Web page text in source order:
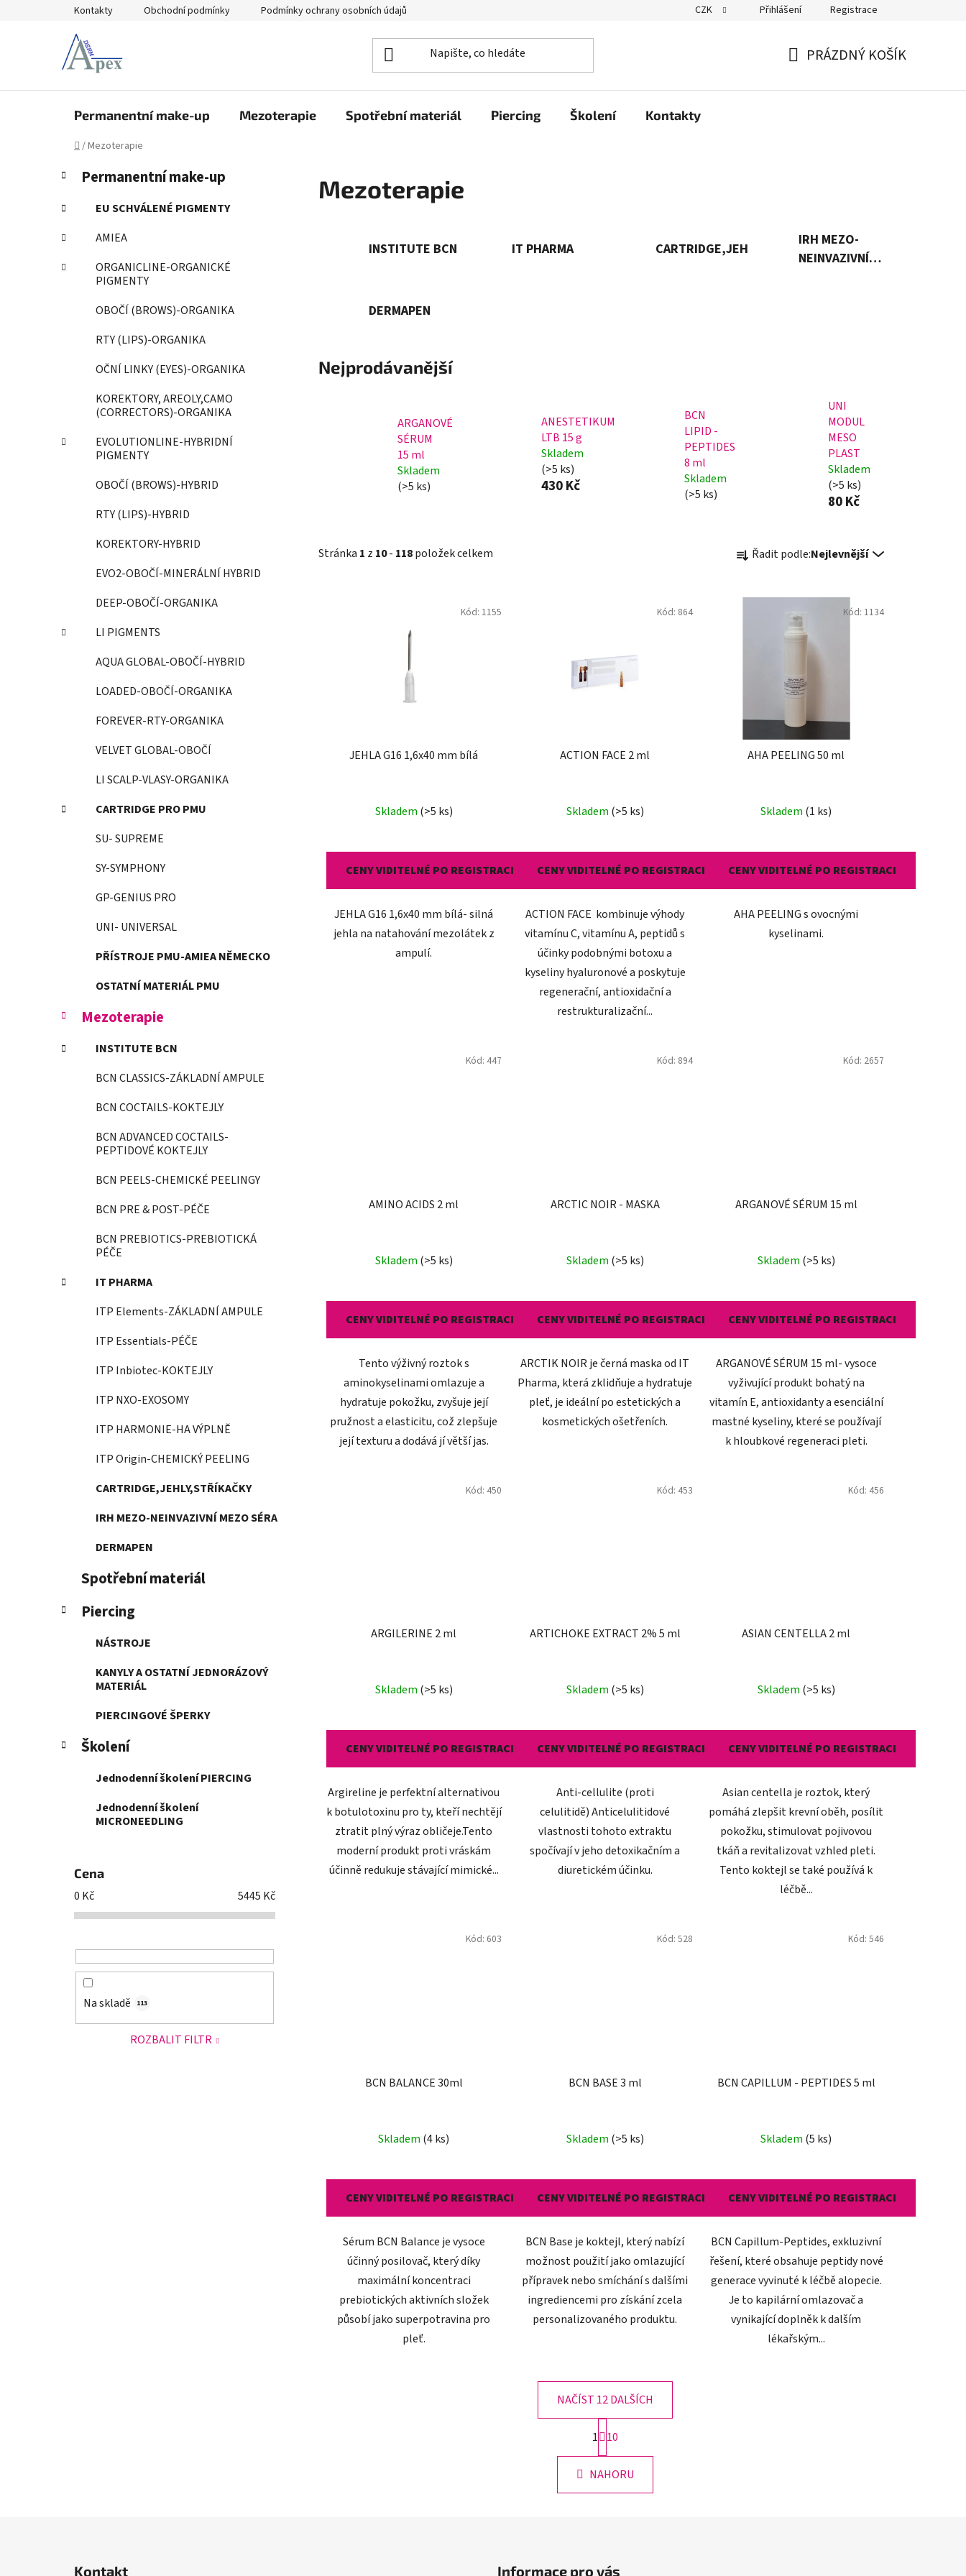
Kontakty Obchodní podmínky Podmínky ochrany osobních údajů CZK Přihlášení Registrace
PRÁZDNÝ KOŠÍK
Permanentní make-up Mezoterapie Spotřební materiál Piercing Školení Kontakty
Domů
/Mezoterapie
P
s
r
a
Přeskočit
kategorie
K
a
e
g
r
Permanentní make-up
EU SCHVÁLENÉ PIGMENTY
AMIEA
ORGANICLINE-ORGANICKÉ
PIGMENTY
OBOČÍ (BROWS)-ORGANIKA
RTY (LIPS)-ORGANIKA
OČNÍ LINKY (EYES)-ORGANIKA
KOREKTORY, AREOLY,CAMO
(CORRECTORS)-ORGANIKA
EVOLUTIONLINE-HYBRIDNÍ
PIGMENTY
OBOČÍ (BROWS)-HYBRID
RTY (LIPS)-HYBRID
KOREKTORY-HYBRID
EVO2-OBOČÍ-MINERÁLNÍ HYBRID
DEEP-OBOČÍ-ORGANIKA
LI PIGMENTS
AQUA GLOBAL-OBOČÍ-HYBRID
LOADED-OBOČÍ-ORGANIKA
FOREVER-RTY-ORGANIKA
VELVET GLOBAL-OBOČÍ
LI SCALP-VLASY-ORGANIKA
CARTRIDGE PRO PMU
SU- SUPREME
SY-SYMPHONY
GP-GENIUS PRO
UNI- UNIVERSAL
PŘÍSTROJE PMU-AMIEA NĚMECKO
OSTATNÍ MATERIÁL PMU
Mezoterapie
INSTITUTE BCN
BCN CLASSICS-ZÁKLADNÍ AMPULE
BCN COCTAILS-KOKTEJLY
BCN ADVANCED COCTAILS-
PEPTIDOVÉ KOKTEJLY
BCN PEELS-CHEMICKÉ PEELINGY
BCN PRE & POST-PÉČE
BCN PREBIOTICS-PREBIOTICKÁ
PÉČE
IT PHARMA
ITP Elements-ZÁKLADNÍ AMPULE
ITP Essentials-PÉČE
ITP Inbiotec-KOKTEJLY
ITP NXO-EXOSOMY
ITP HARMONIE-HA VÝPLNĚ
ITP Origin-CHEMICKÝ PEELING
CARTRIDGE,JEHLY,STŘÍKAČKY
IRH MEZO-NEINVAZIVNÍ MEZO SÉRA
DERMAPEN
Spotřební materiál
Piercing
NÁSTROJE
KANYLY A OSTATNÍ JEDNORÁZOVÝ
MATERIÁL
PIERCINGOVÉ ŠPERKY
Školení
Jednodenní školení PIERCING
Jednodenní školení
MICRONEEDLING
Cena
0 Kč 5445 Kč
Na skladě 113
ROZBALIT FILTR
Mezoterapie
INSTITUTE BCN IT PHARMA CARTRIDGE,JEHLY,STŘÍKAČKY
IRH MEZO-
NEINVAZIVNÍ
DERMAPEN
Nejprodávanější
ARGANOVÉ
SÉRUM
15 ml
Skladem
(>5 ks)
ANESTETIKUM
LTB 15 g
Skladem
(>5 ks)
430 Kč
BCN
LIPID -
PEPTIDES
8 ml
Skladem
(>5 ks)
UNI
MODUL
MESO
PLAST
Skladem
(>5 ks)
80 Kč
Stránka 1 z 10- 118položek celkem
a
e
Řadit podle:Nejlevnější
JEHLA G16 1,6x40 mm bílá
Skladem (>5 ks)
CENY VIDITELNÉ PO REGISTRACI
JEHLA G16 1,6x40 mm bílá- silná
jehla na natahování mezolátek z
ampulí.
Kód: 1155
ACTION FACE 2 ml
Skladem (>5 ks)
CENY VIDITELNÉ PO REGISTRACI
ACTION FACE kombinuje výhody
vitamínu C, vitamínu A, peptidů s
účinky podobnými botoxu a
kyseliny hyaluronové a poskytuje
regenerační, antioxidační a
restrukturalizační...
Kód: 864
AHA PEELING 50 ml
Skladem (1 ks)
CENY VIDITELNÉ PO REGISTRACI
AHA PEELING s ovocnými
kyselinami.
Kód: 1134
AMINO ACIDS 2 ml
Skladem (>5 ks)
CENY VIDITELNÉ PO REGISTRACI
Tento výživný roztok s
aminokyselinami omlazuje a
hydratuje pokožku, zvyšuje její
pružnost a elasticitu, což zlepšuje
její texturu a dodává jí větší jas.
Kód: 447
ARCTIC NOIR - MASKA
hodnocení
je
5,0
5
hvězdiček.
Skladem (>5 ks)
CENY VIDITELNÉ PO REGISTRACI
ARCTIK NOIR je černá maska ​​od IT
Pharma, která zklidňuje a hydratuje
pleť, je ideální po estetických a
kosmetických ošetřeních.
Kód: 894
ARGANOVÉ SÉRUM 15 ml
Skladem (>5 ks)
CENY VIDITELNÉ PO REGISTRACI
ARGANOVÉ SÉRUM 15 ml- vysoce
vyživující produkt bohatý na
vitamín E, antioxidanty a esenciální
mastné kyseliny, které se používají
k hloubkové regeneraci pleti.
Kód: 2657
ARGILERINE 2 ml
Skladem (>5 ks)
CENY VIDITELNÉ PO REGISTRACI
Argireline je perfektní alternativou
k botulotoxinu pro ty, kteří nechtějí
ztratit plný výraz obličeje.Tento
moderní produkt proti vráskám
účinně redukuje stávající mimické...
Kód: 450
ARTICHOKE EXTRACT 2% 5 ml
Skladem (>5 ks)
CENY VIDITELNÉ PO REGISTRACI
Anti-cellulite (proti
celulitidě) Anticelulitidové
vlastnosti tohoto extraktu
spočívají v jeho detoxikačním a
diuretickém účinku.
Kód: 453
ASIAN CENTELLA 2 ml
Skladem (>5 ks)
CENY VIDITELNÉ PO REGISTRACI
Asian centella je roztok, který
pomáhá zlepšit krevní oběh, posílit
pokožku, stimulovat pojivovou
tkáň a revitalizovat vzhled pleti.
Tento koktejl se také používá k
léčbě...
Kód: 456
BCN BALANCE 30ml
Skladem (4 ks)
CENY VIDITELNÉ PO REGISTRACI
Sérum BCN Balance je vysoce
účinný posilovač, který díky
maximální koncentraci
prebiotických aktivních složek
působí jako superpotravina pro
pleť.
Kód: 603
BCN BASE 3 ml
Skladem (>5 ks)
CENY VIDITELNÉ PO REGISTRACI
BCN Base je koktejl, který nabízí
možnost použití jako omlazující
přípravek nebo smíchání s dalšími
ingrediencemi pro získání zcela
personalizovaného produktu.
Kód: 528
BCN CAPILLUM - PEPTIDES 5 ml
Skladem (5 ks)
CENY VIDITELNÉ PO REGISTRACI
BCN Capillum-Peptides, exkluzivní
řešení, které obsahuje peptidy nové
generace vyvinuté k léčbě alopecie.
Je to kapilární omlazovač a
vynikající doplněk k dalším
lékařským...
Kód: 546
O
v
l
á
p
NAČÍST 12 DALŠÍCH
S
t
r
n
k
1 10
NAHORU
Kontakt Informace pro vás